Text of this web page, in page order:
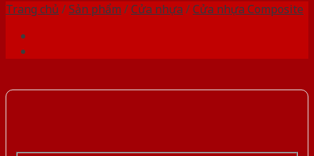
Trang chủ /Sản phẩm /Cửa nhựa /Cửa nhựa Composite